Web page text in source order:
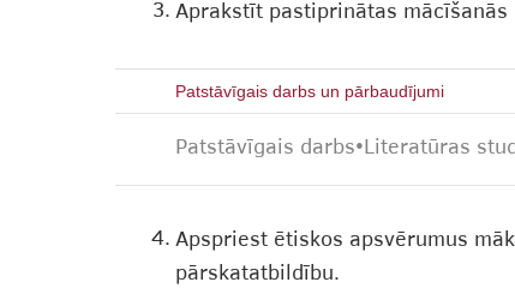
3. Aprakstīt pastiprinātas
Patstāvīgais darbs un pārbaudījumi
Patstāvīgais darbs•Literatūras
4. Apspriest ētiskos apsvērumus
pārskatatbildību.